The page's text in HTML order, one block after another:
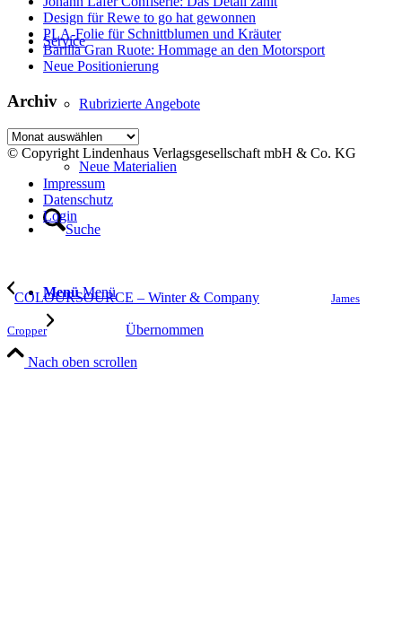
Service
Rubrizierte Angebote
Neue Materialien
Suche
Menü Menü
Design für Rewe to go hat gewonnen
PLA-Folie für Schnittblumen und Kräuter
Barilla Gran Ruote: Hommage an den Motorsport
Neue Positionierung
Archiv
Archiv
© Copyright Lindenhaus Verlagsgesellschaft mbH & Co. KG
Impressum
Datenschutz
Login
COLOURSOURCE – Winter & Company James
Cropper Übernommen
Nach oben scrollen